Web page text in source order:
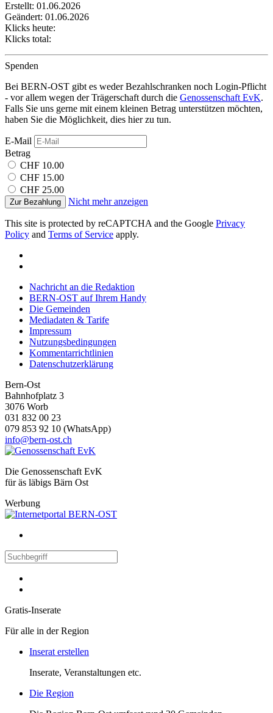
Erstellt: 01.06.2026
Geändert: 01.06.2026
Klicks heute:
Klicks total:
Spenden
Bei BERN-OST gibt es weder Bezahlschranken noch Login-Pflicht
- vor allem wegen der Trägerschaft durch die Genossenschaft EvK.
Falls Sie uns gerne mit einem kleinen Betrag unterstützen möchten,
haben Sie die Möglichkeit, dies hier zu tun.
E-Mail
Betrag
CHF 10.00
CHF 15.00
CHF 25.00
Zur Bezahlung Nicht mehr anzeigen
This site is protected by reCAPTCHA and the Google Privacy
Policy and Terms of Service apply.
Nachricht an die Redaktion
BERN-OST auf Ihrem Handy
Die Gemeinden
Mediadaten & Tarife
Impressum
Nutzungsbedingungen
Kommentarrichtlinien
Datenschutzerklärung
Bern-Ost
Bahnhofplatz 3
3076 Worb
031 832 00 23
079 853 92 10 (WhatsApp)
info@bern-ost.ch
Die Genossenschaft EvK
für äs läbigs Bärn Ost
Werbung
Gratis-Inserate
Für alle in der Region
Inserat erstellen
Inserate, Veranstaltungen etc.
Die Region